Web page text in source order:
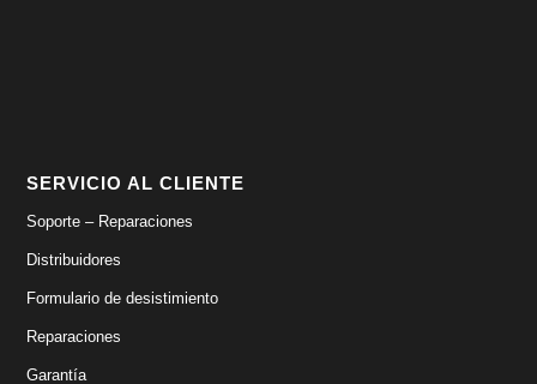
SERVICIO AL CLIENTE
Soporte – Reparaciones
Distribuidores
Formulario de desistimiento
Reparaciones
Garantía